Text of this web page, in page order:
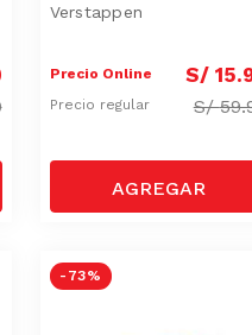
Verstappen
Precio Online S/ 15.
Precio regular S/
- 73 %